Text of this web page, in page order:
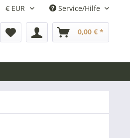
Service/Hilfe
0,00 € *